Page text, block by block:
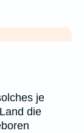
je
die